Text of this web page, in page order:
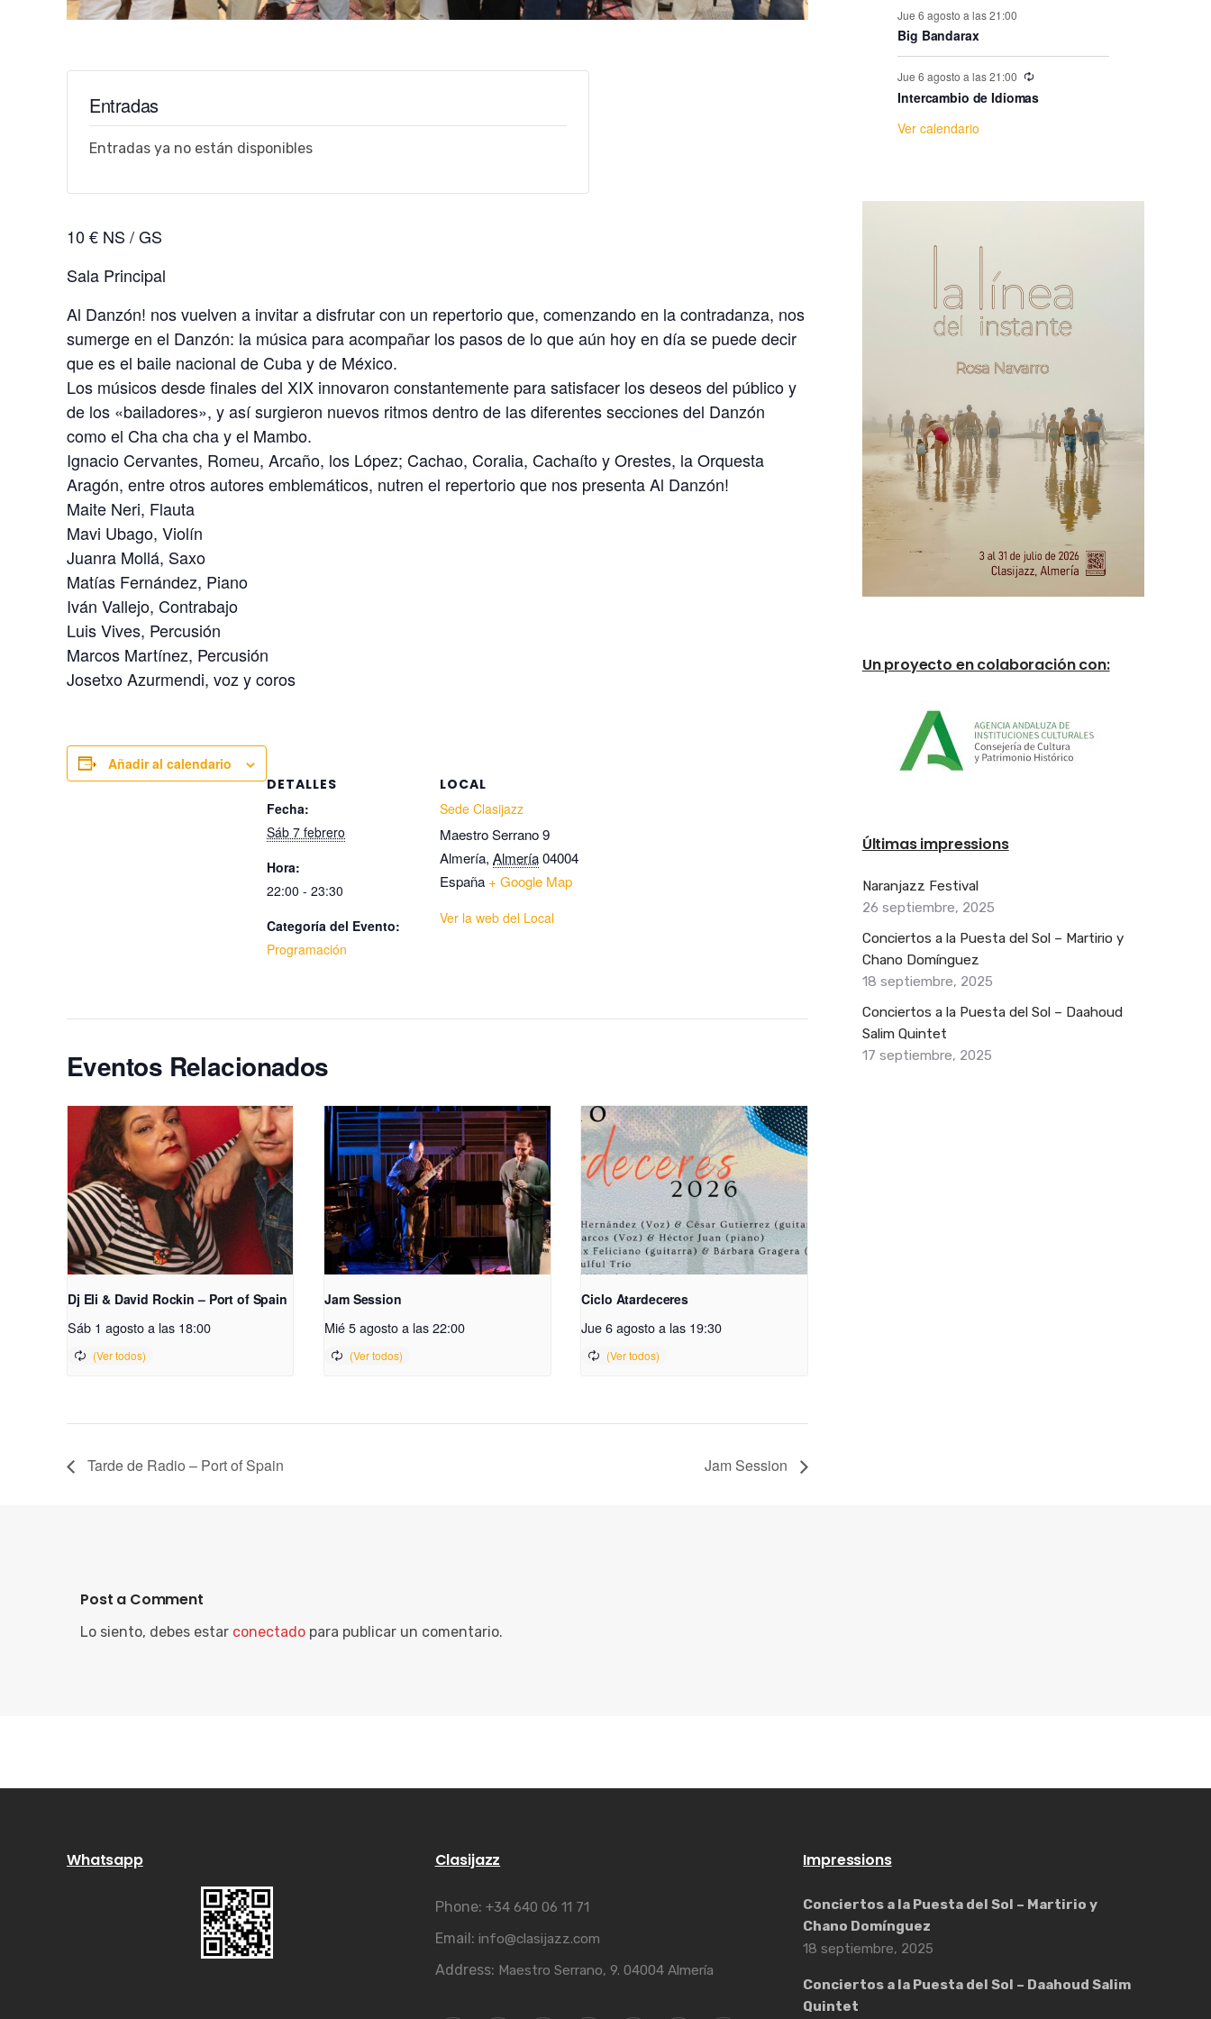
Entradas
Entradas ya no están disponibles
10 € NS / GS
Sala Principal
Al Danzón! nos vuelven a invitar a disfrutar con un repertorio que, comenzando en la contradanza, nos
sumerge en el Danzón: la música para acompañar los pasos de lo que aún hoy en día se puede decir
que es el baile nacional de Cuba y de México.
Los músicos desde finales del XIX innovaron constantemente para satisfacer los deseos del público y
de los «bailadores», y así surgieron nuevos ritmos dentro de las diferentes secciones del Danzón
como el Cha cha cha y el Mambo.
Ignacio Cervantes, Romeu, Arcaño, los López; Cachao, Coralia, Cachaíto y Orestes, la Orquesta
Aragón, entre otros autores emblemáticos, nutren el repertorio que nos presenta Al Danzón!
Maite Neri, Flauta
Mavi Ubago, Violín
Juanra Mollá, Saxo
Matías Fernández, Piano
Iván Vallejo, Contrabajo
Luis Vives, Percusión
Marcos Martínez, Percusión
Josetxo Azurmendi, voz y coros
Añadir al calendario
DETALLES
Fecha:
Sáb 7 febrero
Hora:
22:00 - 23:30
Categoría del Evento:
Programación
LOCAL
Sede Clasijazz
Maestro Serrano 9
Almería, Almería04004
España + Google Map
Ver la web del Local
Eventos Relacionados
Dj Eli & David Rockin – Port of Spain
Sáb 1 agosto a las 18:00
Jam Session
Mié 5 agosto a las 22:00
Ciclo Atardeceres
Jue 6 agosto a las 19:30
Tarde de Radio – Port of Spain Jam Session
Post a Comment
Lo siento, debes estar conectado para publicar un comentario.
e
E
v
n
Jue 6 agosto a las 21:00
Big Bandarax
Jue 6 agosto a las 21:00
Intercambio de Idiomas
Ver calendario
Un proyecto en colaboración con:
Últimas impressions
Naranjazz Festival
26 septiembre, 2025
Conciertos a la Puesta del Sol – Martirio y
Chano Domínguez
18 septiembre, 2025
Conciertos a la Puesta del Sol – Daahoud
Salim Quintet
17 septiembre, 2025
Whatsapp Clasijazz
Phone: +34 640 06 11 71
Email: info@clasijazz.com
Address: Maestro Serrano, 9. 04004 Almería
Impressions
Conciertos a la Puesta del Sol – Martirio y
Chano Domínguez
18 septiembre, 2025
Conciertos a la Puesta del Sol – Daahoud Salim
Quintet